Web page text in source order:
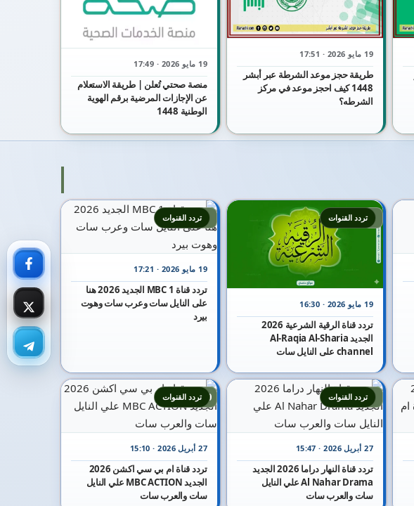
19 مايو 2026 · 17:51
طريقة حجز موعد الشرطة عبر أبشر
1448 كيف احجز موعد في مركز
الشرطه؟
19 مايو 2026 · 17:49
منصة صحتي تُعلن | طريقة الاستعلام
عن الإجازات المرضية برقم الهوية
الوطنية 1448
4
19 مايو 2026 · 16:30
تردد قناة الرقية الشرعية 2026
الجديد Al-Raqia Al-Sharia
channel على النايل سات
تردد القنوات 5
19 مايو 2026 · 17:21
تردد قناة MBC 1 الجديد 2026 هنا
على النايل سات وعرب سات وهوت
بيرد
تردد القنوات
9
27 أبريل 2026 · 15:47
تردد قناة النهار دراما 2026 الجديد
Al Nahar Drama علي النايل
سات والعرب سات
تردد القنوات 10
27 أبريل 2026 · 15:10
تردد قناة ام بي سي اكشن 2026
الجديد MBC ACTION علي النايل
سات والعرب سات
تردد القنوات